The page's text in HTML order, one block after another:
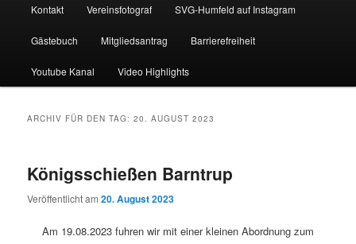
Kontakt Vereinsfotograf SVG-Humfeld auf Instagram
Gästebuch Mitgliedsantrag Barrierefreiheit
Youtube Kanal Video Highlights
ARCHIV FÜR DEN TAG:20. AUGUST 2023
Königsschießen Barntrup
Veröffentlicht am20. August 2023
Am 19.08.2023 fuhren wir mit einer kleinen Abordnung zum